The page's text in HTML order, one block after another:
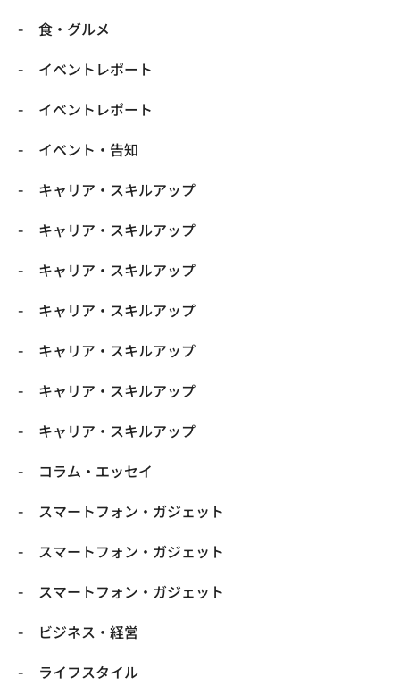
​食・グルメ
イベントレポート
イベントレポート
イベント・告知
キャリア・スキルアップ
キャリア・スキルアップ
キャリア・スキルアップ
キャリア・スキルアップ
キャリア・スキルアップ
キャリア・スキルアップ
キャリア・スキルアップ
コラム・エッセイ
スマートフォン・ガジェット
スマートフォン・ガジェット
スマートフォン・ガジェット
ビジネス・経営
ライフスタイル